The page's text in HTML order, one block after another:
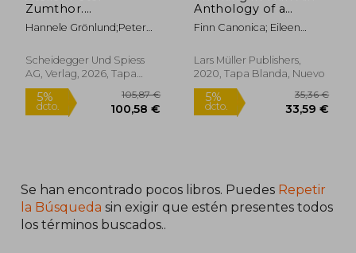
Zumthor.
Architecture Models
(en Inglés)
Hannele Grönlund;Peter
Scheidegger Und Spiess
AG, Verlag, 2026, Tapa
Dura, Nuevo
Anthology of a
Decade: Engadin art
Talks (en Inglés)
Finn Canonica; Eileen
Bethan Huws; Oscar
Tuazon; Robert Walser;
Philip Ursprung; Rem
Koolhass; Bruno Taut; Nina
Von Albertinu; Simone Weil
Lars Müller Publishers,
2020, Tapa Blanda, Nuevo
Se han encontrado pocos libros. Puedes Repetir
la Búsqueda sin exigir que estén presentes todos
los términos buscados..